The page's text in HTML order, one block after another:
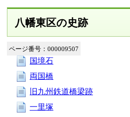
八幡東区の史跡
ページ番号：000009507
国境石
両国橋
旧九州鉄道橋梁跡
一里塚